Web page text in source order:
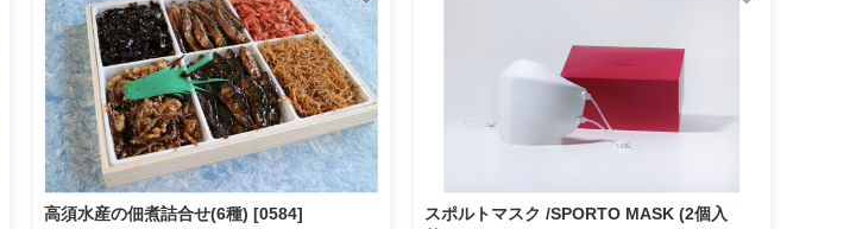
高須水産の佃煮詰合せ(6種) [0584]
スポルトマスク /SPORTO MASK (2個入